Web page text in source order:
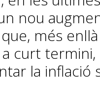
nou
més
a curt
la inflació